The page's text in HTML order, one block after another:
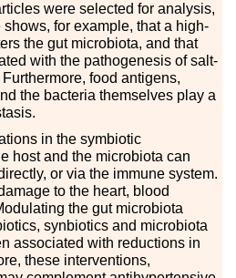
were selected for analysis,
for example, that a high-
the gut microbiota, and that
with the pathogenesis of salt-
food antigens,
the bacteria themselves play a
in the symbiotic
host and the microbiota can
or via the immune system.
to the heart, blood
the gut microbiota
synbiotics and microbiota
associated with reductions in
these interventions,